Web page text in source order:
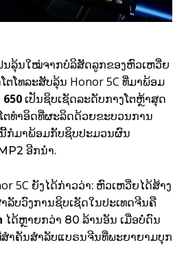
ນລຸ້ນໃໝ່ຈາກບໍລິສັດລູກຂອງຫົວເຫວີ່ຍ
ຕໂທລະສັບລຸ້ນ Honor 5C ທີ່ມາພ້ອມ
ເປັນຊິບເຊັດລະດັບກາງໂຕຫຼ້າສຸດ
ຕທຳອິດທີ່ຜະລິດດ້ວຍຂະບວນການ
ກໍມາພ້ອມກັບຊິບປະມວນຜົນ
ອີກນຳ.
5C ຍັງໄດ້ກ່າວວ່າ: ຫົວເຫວີ່ຍໄດ້ສ້າງ
ບວົງການຊິບເຊັດໃນປະເທດຈີນຄື
ໄດ້ຫຼາຍກວ່າ 80 ລ້ານອັນ ເມື່ອບໍ່ດົນ
ສຳຄັນສຳລັບແບຣນຈີນທີ່ພະຍາຍາມບຸກ